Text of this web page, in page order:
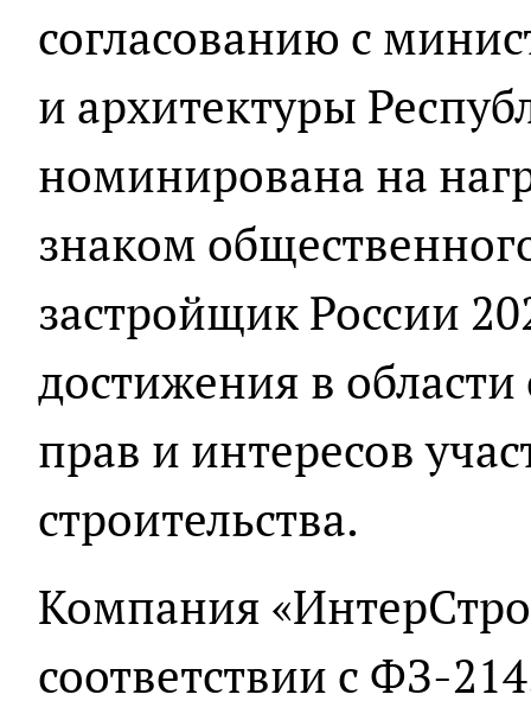
согласованию с
и архитектуры
номинирована на
знаком
застройщик России
достижения в
прав и интересов
строительства.
Компания
соответствии с ФЗ-